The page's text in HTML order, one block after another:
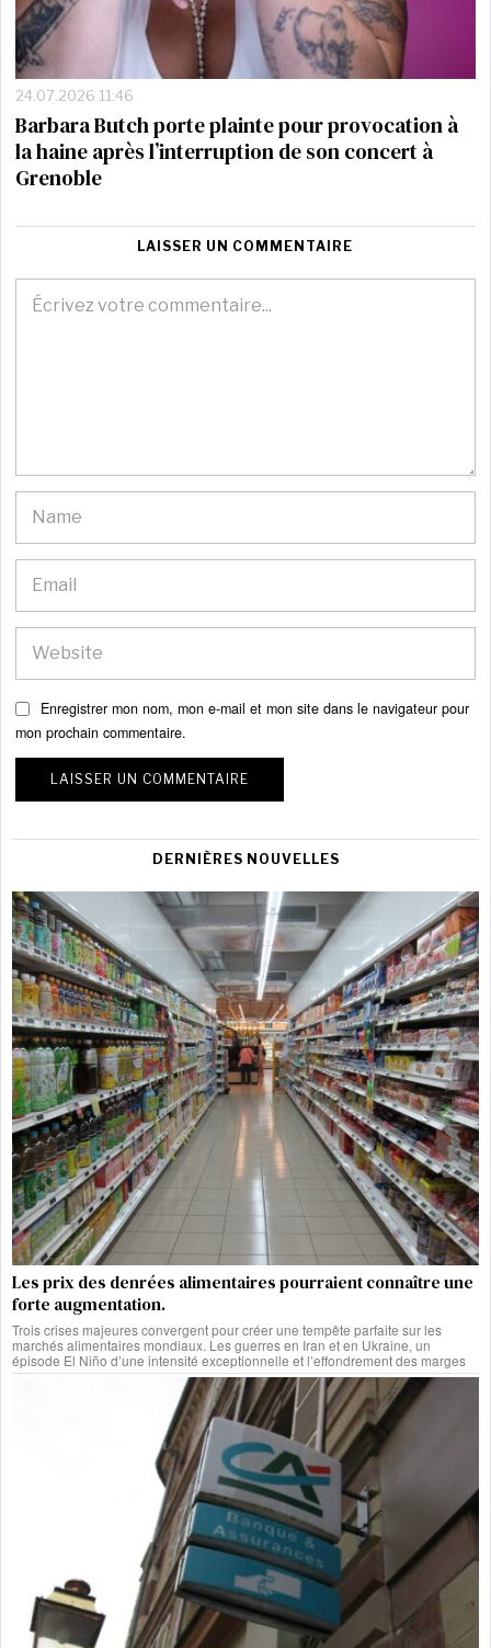
24.07.2026 11:46
Barbara Butch porte plainte pour provocation à
la haine après l’interruption de son concert à
Grenoble
LAISSER UN COMMENTAIRE
Enregistrer mon nom, mon e-mail et mon site dans le navigateur pour
mon prochain commentaire.
DERNIÈRES NOUVELLES
Les prix des denrées alimentaires pourraient connaître une
forte augmentation.
Trois crises majeures convergent pour créer une tempête parfaite sur les
marchés alimentaires mondiaux. Les guerres en Iran et en Ukraine, un
épisode El Niño d’une intensité exceptionnelle et l’effondrement des marges